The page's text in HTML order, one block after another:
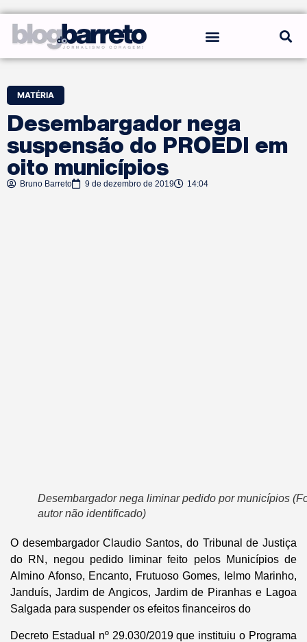
MATÉRIA
Desembargador nega
suspensão do PROEDI em
oito municípios
Bruno Barreto 9 de dezembro de 2019 14:04
Desembargador nega liminar pedido por municípios
autor não identificado)
O desembargador Claudio Santos, do Tribunal de Justiça
do RN, negou pedido liminar feito pelos Municípios de
Almino Afonso, Encanto, Frutuoso Gomes, Ielmo Marinho,
Janduís, Jardim de Angicos, Jardim de Piranhas e Lagoa
Salgada para suspender os efeitos financeiros do
Decreto Estadual nº 29.030/2019 que instituiu o Programa